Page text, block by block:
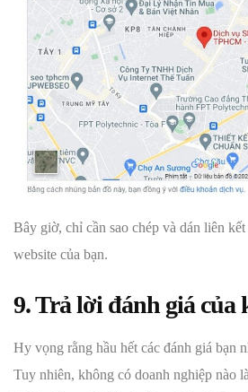
Bây giờ, chỉ cần sao chép và dán liên
website của bạn.
9. Trả lời đánh giá của
Hy vọng rằng hầu hết các đánh giá bạn
Tuy nhiên, không có doanh nghiệp nào